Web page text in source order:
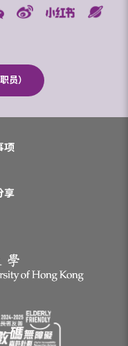
员）
项
享